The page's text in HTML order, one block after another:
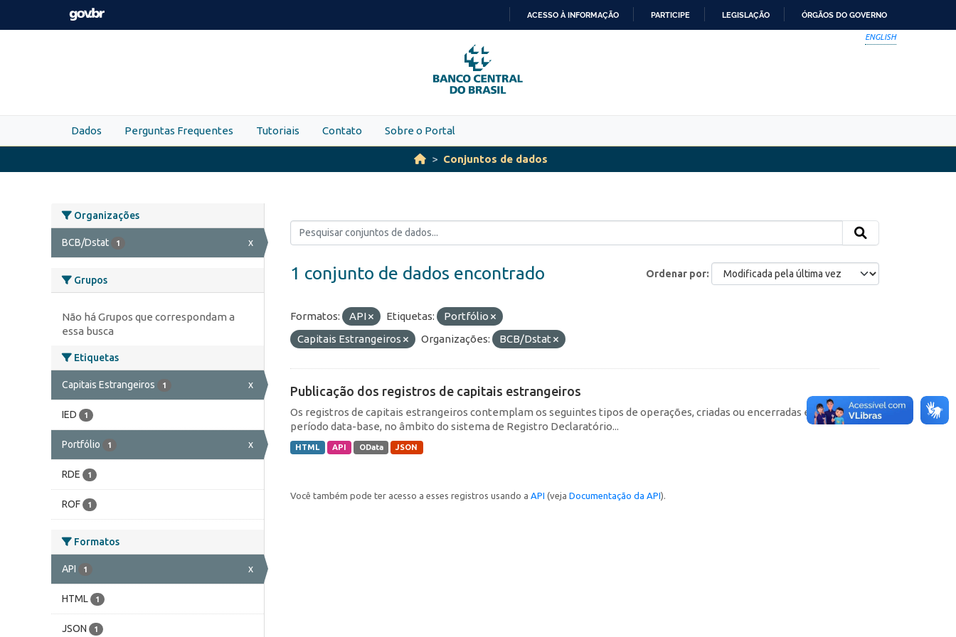
Skip to main content
PARA
O
CONTEÚDO
ACESSO À INFORMAÇÃO PARTICIPE LEGISLAÇÃO ÓRGÃOS DO GOVERNO
ENGLISH
Dados Perguntas Frequentes Tutoriais Contato Sobre o Portal
Conjuntos de dados
Organizações
BCB/Dstat 1 x
Grupos
Não há Grupos que correspondam a
essa busca
Etiquetas
Capitais Estrangeiros 1 x
IED 1
Portfólio 1 x
RDE 1
ROF 1
Formatos
API 1 x
HTML 1
JSON 1
Ordenar por
1 conjunto de dados encontrado
Formatos: API Etiquetas:
Portfólio
Capitais Estrangeiros
Organizações: BCB/Dstat
Publicação dos registros de capitais estrangeiros
Os registros de capitais estrangeiros contemplam os seguintes tipos de operações, criadas ou encerradas em cada
período data-base, no âmbito do sistema de Registro Declaratório...
HTML API OData JSON
Você também pode ter acesso a esses registros usando a API (veja Documentação da API).